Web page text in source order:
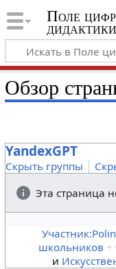
Поле
дидактики
Обзор
YandexGPT
Скрыть группы
Эта страница
школьников +
и